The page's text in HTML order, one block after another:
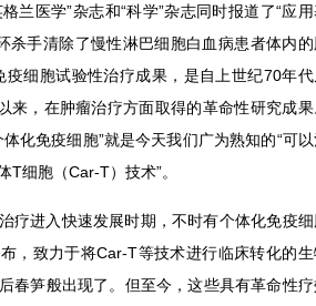
兰医学”杂志和“科学”杂志同时报道了“应
杀手清除了慢性淋巴细胞白血病患者体内
疫细胞试验性治疗成果，是自上世纪70年
来，在肿瘤治疗方面取得的革命性研究成
化免疫细胞”就是今天我们广为熟知的“可
T细胞（Car-T）技术”。
疗进入快速发展时期，不时有个体化免疫
，致力于将Car-T等技术进行临床转化的
春笋般出现了。但至今，这些具有革命性